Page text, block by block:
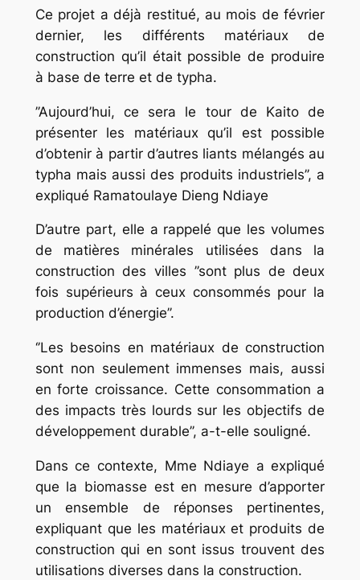
Ce projet a déjà restitué, au mois de février
dernier, les différents matériaux de
construction qu’il était possible de produire
à base de terre et de typha.
’’Aujourd’hui, ce sera le tour de Kaito de
présenter les matériaux qu’il est possible
d’obtenir à partir d’autres liants mélangés au
typha mais aussi des produits industriels’’, a
expliqué Ramatoulaye Dieng Ndiaye
D’autre part, elle a rappelé que les volumes
de matières minérales utilisées dans la
construction des villes ’’sont plus de deux
fois supérieurs à ceux consommés pour la
production d’énergie’’.
‘’Les besoins en matériaux de construction
sont non seulement immenses mais, aussi
en forte croissance. Cette consommation a
des impacts très lourds sur les objectifs de
développement durable’’, a-t-elle souligné.
Dans ce contexte, Mme Ndiaye a expliqué
que la biomasse est en mesure d’apporter
un ensemble de réponses pertinentes,
expliquant que les matériaux et produits de
construction qui en sont issus trouvent des
utilisations diverses dans la construction.